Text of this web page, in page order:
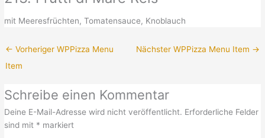
mit Meeresfrüchten, Tomatensauce, Knoblauch
← Vorheriger WPPizza Menu
Item
Nächster WPPizza Menu Item →
Schreibe einen Kommentar
Deine E-Mail-Adresse wird nicht veröffentlicht. Erforderliche Felder
sind mit * markiert